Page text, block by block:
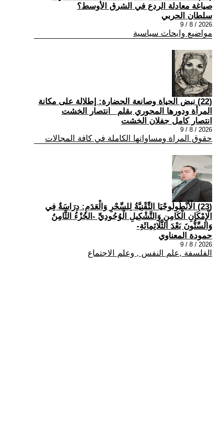
صياغة معادلة الردع في الشرق الأوسط؟
سلطان الحربي
2026 / 8 / 9
مواضيع وابحاث سياسية
(22) نبض الحياة وصانعة الحضارة: إطلالة على مكانة
المرأة ودورها المحوري بقلم _انتصار الخشت
انتصار كامل جفلان الخشت
2026 / 8 / 9
حقوق المراة ومساواتها الكاملة في كافة المجالات
(23) الْأَنْطُولُوجْيَا التِّقْنِيَّةُ لِلسِّحْرِ وَالْعَدَمِ: دِرَاسَةٌ فِي
الْإِمْكَانِ الْكَامِنِ وَالتَّشْكِيلِ الْوُجُودِيِّ -الجُزْءُ الثَّامِنُ
وَالسِّتُّونَ بَعْدَ الثَّلَاثِمِائَةِ-
حمودة المعناوي
2026 / 8 / 9
الفلسفة ,علم النفس , وعلم الاجتماع